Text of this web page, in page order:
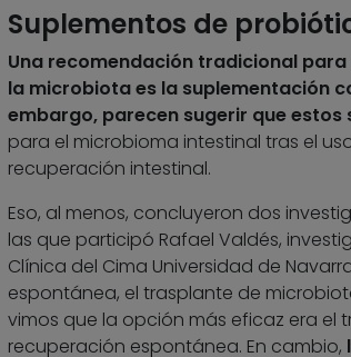
Suplementos de
Una recomendación tradicional
la microbiota es la suplementación
embargo, parecen sugerir que
para el microbioma intestinal tras el
recuperación intestinal.
Eso, al menos, concluyeron dos
las que participó Rafael Valdés,
Clínica del Cima Universidad de
espontánea, el trasplante de
vimos que la opción más eficaz era
recuperación espontánea. En cambio,